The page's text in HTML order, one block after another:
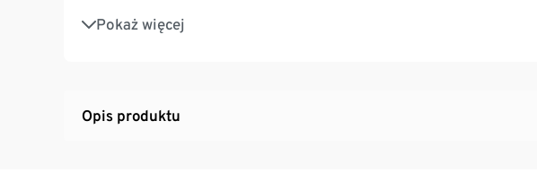
Pokaż więcej
Po wpłynięciu zamówienia otrzymasz potwierdzenie drogą
zostanie dostarczona w osobnej wiadomości mailowej na
nadpisana nową.
Opis produktu